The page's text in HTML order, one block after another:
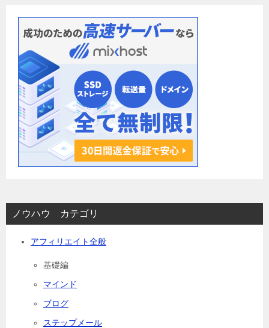
ノウハウ カテゴリ
アフィリエイト全般
基礎編
マインド
ブログ
ステップメール